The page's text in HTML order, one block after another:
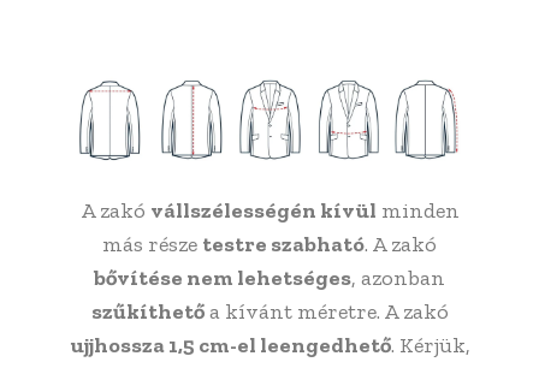
A zakó vállszélességén kívül minden
más része testre szabható. A zakó
bővítése nem lehetséges, azonban
szűkíthetőa kívánt méretre. A zakó
ujjhossza 1,5 cm-el leengedhető. Kérjük,